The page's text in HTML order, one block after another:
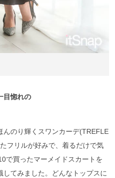
目惚れの
んのり輝くスワンカーデ(TREFLE
リルが好みで、着るだけで気
で買ったマーメイドスカートを
てみました。どんなトップスに